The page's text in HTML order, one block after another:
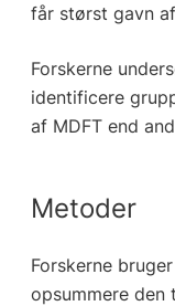
får størst gavn
Forskerne
identificere
af MDFT end
Metoder
Forskerne
opsummere